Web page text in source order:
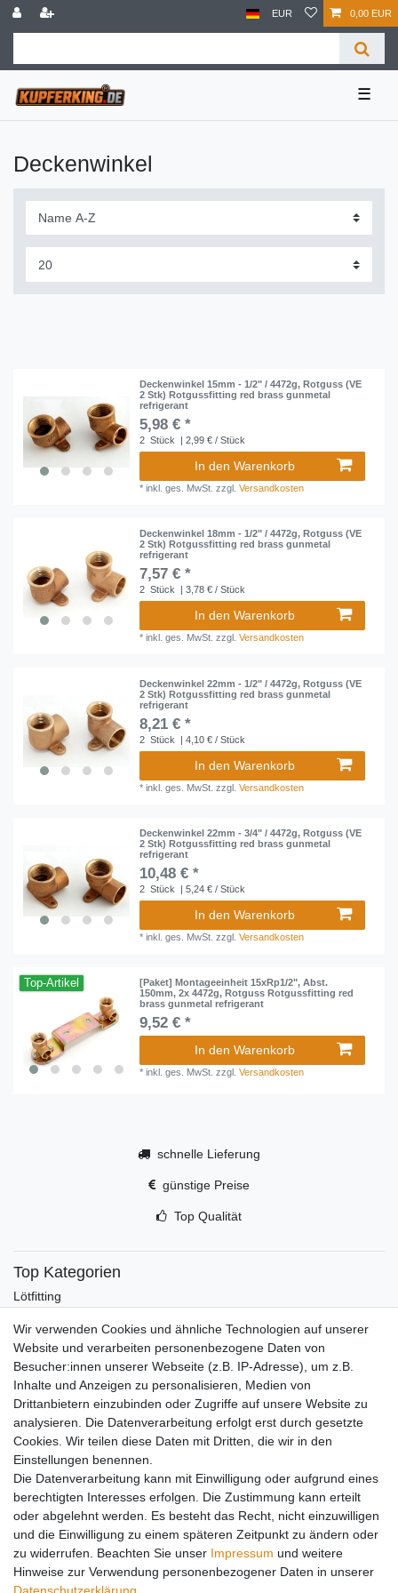
EUR 0,00 EUR
☰
Deckenwinkel
Deckenwinkel 15mm - 1/2" / 4472g, Rotguss (VE
2 Stk) Rotgussfitting red brass gunmetal
refrigerant
5,98 € *
2 Stück | 2,99 € / Stück
In den Warenkorb
*inkl. ges. MwSt. zzgl.Versandkosten
Deckenwinkel 18mm - 1/2" / 4472g, Rotguss (VE
2 Stk) Rotgussfitting red brass gunmetal
refrigerant
7,57 € *
2 Stück | 3,78 € / Stück
In den Warenkorb
*inkl. ges. MwSt. zzgl.Versandkosten
Deckenwinkel 22mm - 1/2" / 4472g, Rotguss (VE
2 Stk) Rotgussfitting red brass gunmetal
refrigerant
8,21 € *
2 Stück | 4,10 € / Stück
In den Warenkorb
*inkl. ges. MwSt. zzgl.Versandkosten
Deckenwinkel 22mm - 3/4" / 4472g, Rotguss (VE
2 Stk) Rotgussfitting red brass gunmetal
refrigerant
10,48 € *
2 Stück | 5,24 € / Stück
In den Warenkorb
*inkl. ges. MwSt. zzgl.Versandkosten
Top-Artikel
[Paket] Montageeinheit 15xRp1/2", Abst.
150mm, 2x 4472g, Rotguss Rotgussfitting red
brass gunmetal refrigerant
9,52 € *
In den Warenkorb
*inkl. ges. MwSt. zzgl.Versandkosten
schnelle Lieferung
günstige Preise
Top Qualität
Top Kategorien
Lötfitting
Werkzeug
Kältetechnikzubehör
Kältefitting
Y-Verteiler
Mein Konto
Kontakt
Versandkosten
Zahlungsarten
Service
Registrierung
Login
Mein Konto
Wir verwenden Cookies und ähnliche Technologien auf unserer
Website und verarbeiten personenbezogene Daten von
Besucher:innen unserer Webseite (z.B. IP-Adresse), um z.B.
Inhalte und Anzeigen zu personalisieren, Medien von
Drittanbietern einzubinden oder Zugriffe auf unsere Website zu
analysieren. Die Datenverarbeitung erfolgt erst durch gesetzte
Cookies. Wir teilen diese Daten mit Dritten, die wir in den
Einstellungen benennen.
Die Datenverarbeitung kann mit Einwilligung oder aufgrund eines
berechtigten Interesses erfolgen. Die Zustimmung kann erteilt
oder abgelehnt werden. Es besteht das Recht, nicht einzuwilligen
und die Einwilligung zu einem späteren Zeitpunkt zu ändern oder
zu widerrufen. Beachten Sie unser Impressum und weitere
Hinweise zur Verwendung personenbezogener Daten in unserer